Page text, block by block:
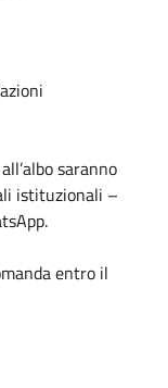
saranno
istituzionali –
entro il